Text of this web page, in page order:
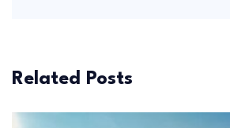
Related Posts